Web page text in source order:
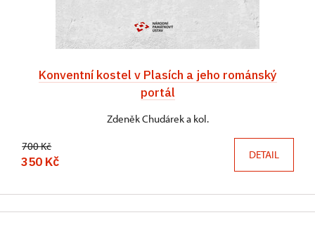
Konventní kostel v Plasích a jeho románský
portál
Zdeněk Chudárek a kol.
700 Kč
350 Kč DETAIL